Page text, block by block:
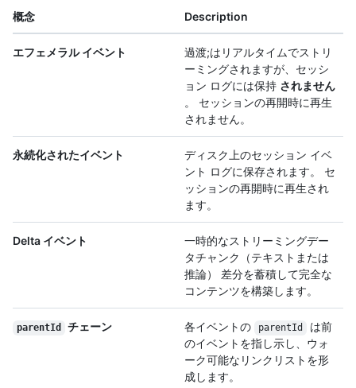
概念 Description
エフェメラル イベント
過渡;はリアルタイムでストリ
ーミングされますが、セッシ
ョン ログには保持 されません
。 セッションの再開時に再生
されません。
永続化されたイベント
ディスク上のセッション イベ
ント ログに保存されます。 セ
ッションの再開時に再生され
ます。
Delta イベント
一時的なストリーミングデー
タチャンク（テキストまたは
推論） 差分を蓄積して完全な
コンテンツを構築します。
parentId チェーン 各イベントの parentId
は前
のイベントを指し示し、ウォ
ーク可能なリンクリストを形
成します。